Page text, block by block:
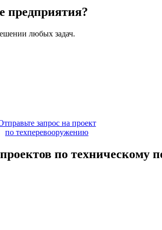
предприятия?
любых задач.
запрос на проект
по техперевооружению
по техническому